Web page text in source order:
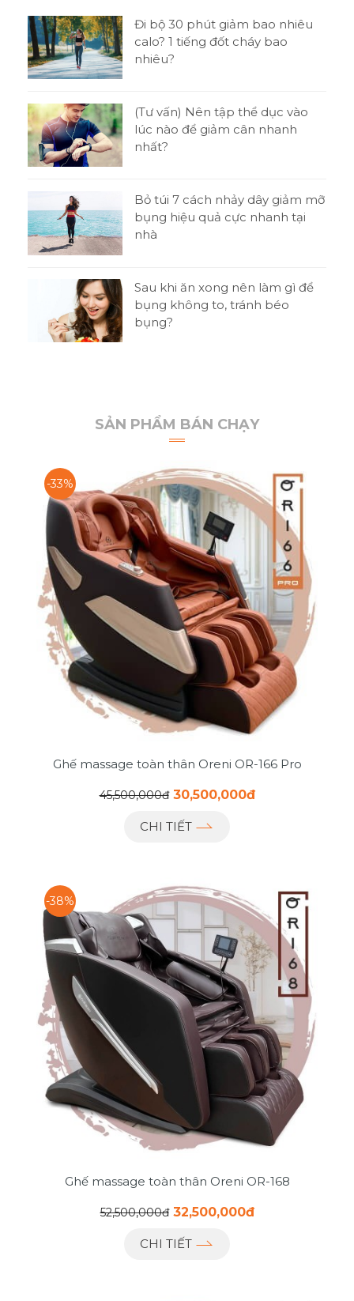
Đi bộ 30 phút giảm bao nhiêu
calo? 1 tiếng đốt cháy bao
nhiêu?
(Tư vấn) Nên tập thể dục vào
lúc nào để giảm cân nhanh
nhất?
Bỏ túi 7 cách nhảy dây giảm mỡ
bụng hiệu quả cực nhanh tại
nhà
Sau khi ăn xong nên làm gì để
bụng không to, tránh béo
bụng?
SẢN PHẨM BÁN CHẠY
-33%
Ghế massage toàn thân Oreni OR-166 Pro
45,500,000đ 30,500,000đ
CHI TIẾT
-38%
Ghế massage toàn thân Oreni OR-168
52,500,000đ 32,500,000đ
CHI TIẾT